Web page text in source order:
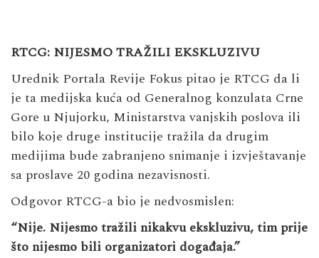
RTCG: NIJESMO TRAŽILI EKSKLUZIVU
Urednik Portala Revije Fokus pitao je RTCG da li
je ta medijska kuća od Generalnog konzulata Crne
Gore u Njujorku, Ministarstva vanjskih poslova ili
bilo koje druge institucije tražila da drugim
medijima bude zabranjeno snimanje i izvještavanje
sa proslave 20 godina nezavisnosti.
Odgovor RTCG-a bio je nedvosmislen:
“Nije. Nijesmo tražili nikakvu ekskluzivu, tim prije
što nijesmo bili organizatori događaja.”